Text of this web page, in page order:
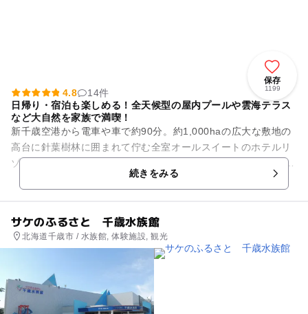
保存
1199
4.8
14件
日帰り・宿泊も楽しめる！全天候型の屋内プールや雲海テラス
など大自然を家族で満喫！
新千歳空港から電車や車で約90分。約1,000haの広大な敷地の
高台に針葉樹林に囲まれて佇む全室オールスイートのホテルリ
ゾート。 宿泊者はもちろん、日帰りでも楽しめる体験やアクテ
続きをみる
サケのふるさと 千歳水族館
北海道千歳市 / 水族館, 体験施設, 観光